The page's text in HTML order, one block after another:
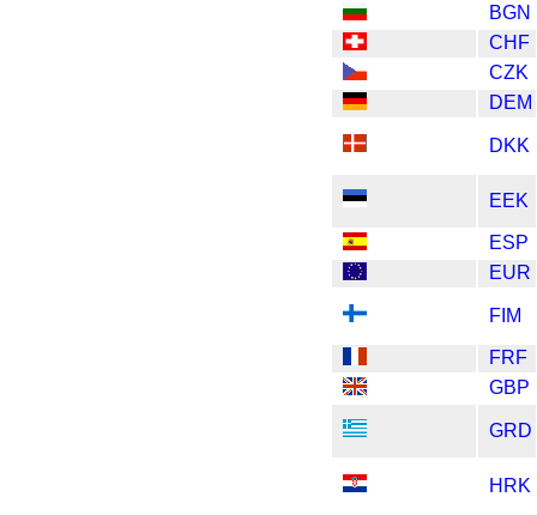
BGN
CHF
CZK
DEM
DKK
EEK
ESP
EUR
FIM
FRF
GBP
GRD
HRK